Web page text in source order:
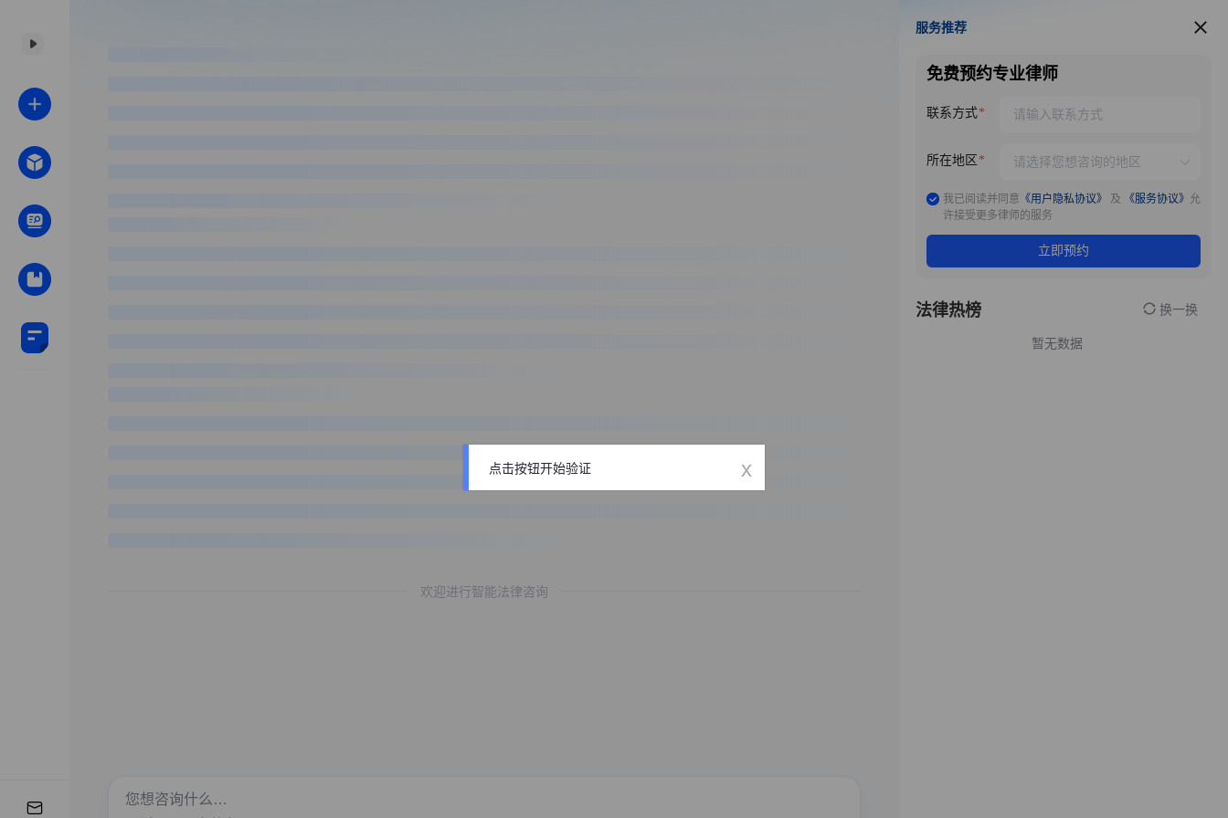
欢迎进行智能法律咨询
服务推荐
服务推荐
免费预约专业律师
联系方式
所在地区
我已阅读并同意 《用户隐私协议》 及 《服务协议》 允
许接受更多律师的服务
立即预约
法律热榜 换一换
暂无数据
点击按钮开始验证 x